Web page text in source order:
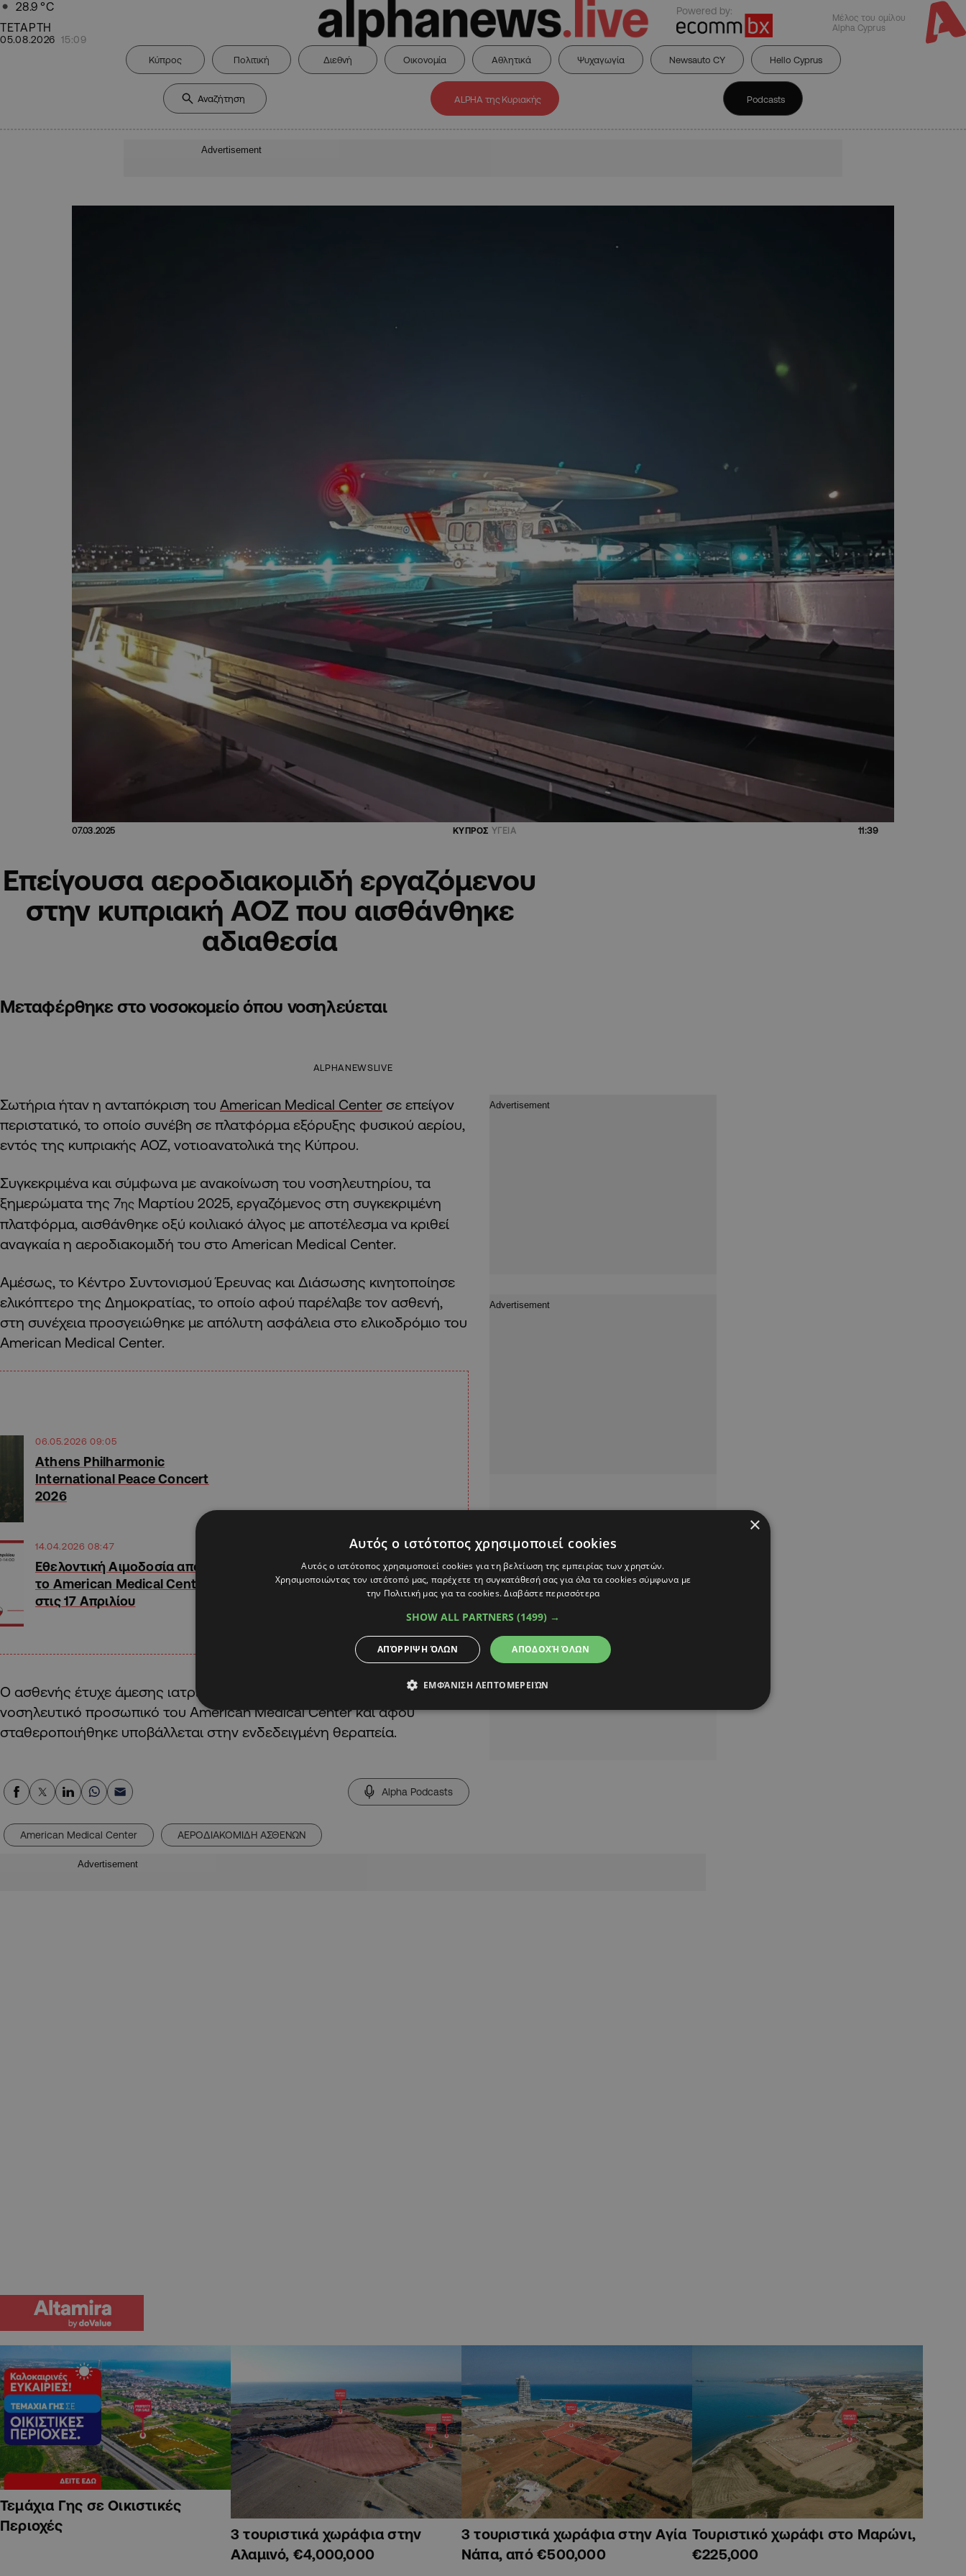
28.9 °C
ΤΕΤΑΡΤΗ
05.08.2026 15:09
Powered by:
Μέλος του ομίλου
Alpha Cyprus
Κύπρος Πολιτική Διεθνή Οικονομία Αθλητικά Ψυχαγωγία Newsauto CY Hello Cyprus
ALPHA της Κυριακής Podcasts
Advertisement
07.03.2025 ΚΥΠΡΟΣ ΥΓΕΙΑ 11:39
Επείγουσα αεροδιακομιδή εργαζόμενου
στην κυπριακή ΑΟΖ που αισθάνθηκε
αδιαθεσία
Μεταφέρθηκε στο νοσοκομείο όπου νοσηλεύεται
ALPHANEWSLIVE
Σωτήρια ήταν η ανταπόκριση του American Medical Center σε επείγον
περιστατικό, το οποίο συνέβη σε πλατφόρμα εξόρυξης φυσικού αερίου,
εντός της κυπριακής ΑΟΖ, νοτιοανατολικά της Κύπρου.
Συγκεκριμένα και σύμφωνα με ανακοίνωση του νοσηλευτηρίου, τα
ξημερώματα της 7ης Μαρτίου 2025, εργαζόμενος στη συγκεκριμένη
πλατφόρμα, αισθάνθηκε οξύ κοιλιακό άλγος με αποτέλεσμα να κριθεί
αναγκαία η αεροδιακομιδή του στο American Medical Center.
Αμέσως, το Κέντρο Συντονισμού Έρευνας και Διάσωσης κινητοποίησε
ελικόπτερο της Δημοκρατίας, το οποίο αφού παρέλαβε τον ασθενή,
στη συνέχεια προσγειώθηκε με απόλυτη ασφάλεια στο ελικοδρόμιο του
American Medical Center.
06.05.2026 09:05
Athens Philharmonic
International Peace Concert
2026
14.04.2026 08:47
Εθελοντική Αιμοδοσία από
το American Medical Center
στις 17 Απριλίου
Ο ασθενής έτυχε άμεσης ιατρικής φροντίδας, από το ιατρικό και
νοσηλευτικό προσωπικό του American Medical Center και αφού
σταθεροποιήθηκε υποβάλλεται στην ενδεδειγμένη θεραπεία.
Alpha Podcasts
American Medical Center ΑΕΡΟΔΙΑΚΟΜΙΔΗ ΑΣΘΕΝΩΝ
Advertisement
Τεμάχια Γης σε Οικιστικές
Περιοχές
3 τουριστικά χωράφια στην
Αλαμινό, €4,000,000
3 τουριστικά χωράφια στην Αγία
Νάπα, από €500,000
Τουριστικό χωράφι στο Μαρώνι,
€225,000
×
Αυτός ο ιστότοπος χρησιμοποιεί cookies
Αυτός ο ιστότοπος χρησιμοποιεί cookies για τη βελτίωση της εμπειρίας των χρηστών.
Χρησιμοποιώντας τον ιστότοπό μας, παρέχετε τη συγκατάθεσή σας για όλα τα cookies σύμφωνα με
την Πολιτική μας για τα cookies.Διαβάστε περισσότερα
SHOW ALL PARTNERS (1499) →
ΑΠΟΔΟΧΉ ΌΛΩΝ
ΑΠΌΡΡΙΨΗ ΌΛΩΝ
ΕΜΦΆΝΙΣΗ ΛΕΠΤΟΜΕΡΕΙΏΝ